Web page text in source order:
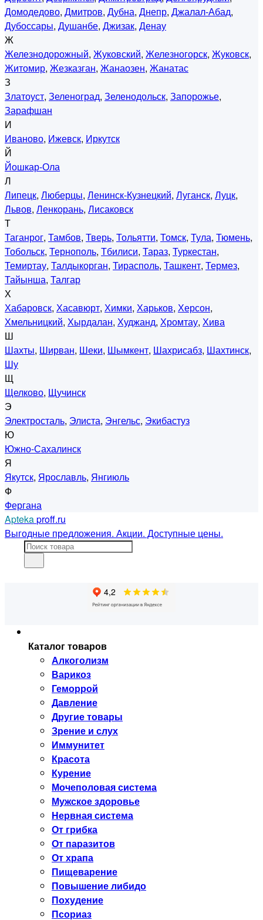
Домодедово, Дмитров, Дубна, Днепр, Джалал-Абад,
Дубоссары, Душанбе, Джизак, Денау
Ж
Железнодорожный, Жуковский, Железногорск, Жуковск,
Житомир, Жезказган, Жанаозен, Жанатас
З
Златоуст, Зеленоград, Зеленодольск, Запорожье,
Зарафшан
И
Иваново, Ижевск, Иркутск
Й
Йошкар-Ола
Л
Липецк, Люберцы, Ленинск-Кузнецкий, Луганск, Луцк,
Львов, Ленкорань, Лисаковск
Т
Таганрог, Тамбов, Тверь, Тольятти, Томск, Тула, Тюмень,
Тобольск, Тернополь, Тбилиси, Тараз, Туркестан,
Темиртау, Талдыкорган, Тирасполь, Ташкент, Термез,
Тайынша, Талгар
Х
Хабаровск, Хасавюрт, Химки, Харьков, Херсон,
Хмельницкий, Хырдалан, Худжанд, Хромтау, Хива
Ш
Шахты, Ширван, Шеки, Шымкент, Шахрисабз, Шахтинск,
Шу
Щ
Щелково, Щучинск
Э
Электросталь, Элиста, Энгельс, Экибастуз
Ю
Южно-Сахалинск
Я
Якутск, Ярославль, Янгиюль
Ф
Фергана
Aptekaproff.ru
Выгодные предложения. Акции. Доступные цены.
Каталог товаров
Алкоголизм
Варикоз
Геморрой
Давление
Другие товары
Зрение и слух
Иммунитет
Красота
Курение
Мочеполовая система
Мужское здоровье
Нервная система
От грибка
От паразитов
От храпа
Пищеварение
Повышение либидо
Похудение
Псориаз